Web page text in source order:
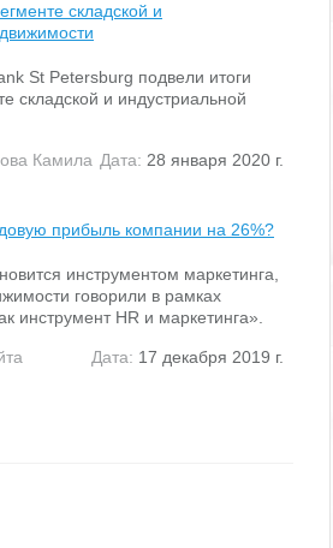
складской и
St Petersburg подвели итоги
складской и индустриальной
Камила Дата: 28 января 2020 г.
прибыль компании на 26%?
инструментом маркетинга,
говорили в рамках
инструмент HR и маркетинга».
Дата: 17 декабря 2019 г.